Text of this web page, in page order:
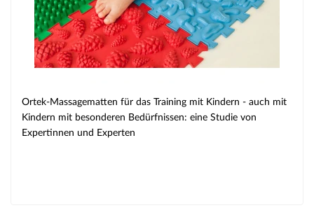
Ortek-Massagematten für das Training mit Kindern - auch mit
Kindern mit besonderen Bedürfnissen: eine Studie von
Expertinnen und Experten